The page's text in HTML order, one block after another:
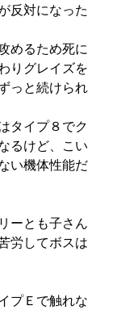
反対になった
めるため死に
りグレイズを
っと続けられ
タイプ８でク
るけど、こい
い機体性能だ
ーとも子さん
労してボスは
プＥで触れな